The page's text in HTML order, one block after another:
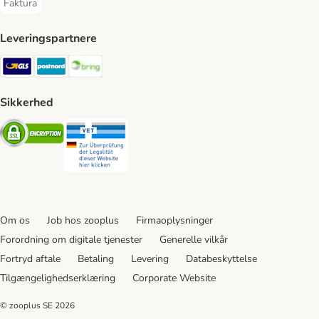
Faktura
Faktura Payment Method
Leveringspartnere
GLS Shipping Method
Postnord Shipping Method
Sikkerhed
Security
Om os Job hos zooplus
Firmaoplysninger
Forordning om digitale tjenester
Generelle vilkår
Fortryd aftale
Betaling Levering
Databeskyttelse
Tilgængelighedserklæring
Corporate Website
© zooplus SE 2026